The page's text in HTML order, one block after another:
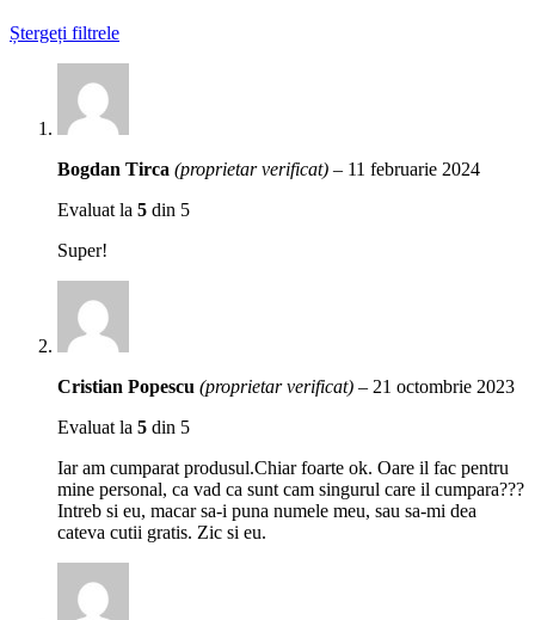
Ștergeți filtrele
Bogdan Tirca (proprietar verificat) – 11 februarie 2024
Evaluat la 5 din 5
Super!
Cristian Popescu (proprietar verificat) – 21 octombrie 2023
Evaluat la 5 din 5
Iar am cumparat produsul.Chiar foarte ok. Oare il fac pentru
mine personal, ca vad ca sunt cam singurul care il cumpara???
Intreb si eu, macar sa-i puna numele meu, sau sa-mi dea
cateva cutii gratis. Zic si eu.